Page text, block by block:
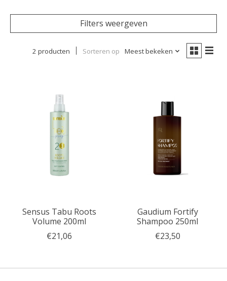
Filters weergeven
2 producten Sorteren op Meest bekeken
Sensus Tabu Roots
Volume 200ml
€21,06
Gaudium Fortify
Shampoo 250ml
€23,50